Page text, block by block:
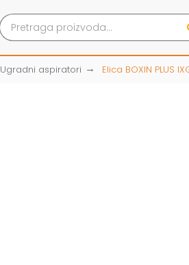
Ugradni aspiratori Elica BOXIN PLUS